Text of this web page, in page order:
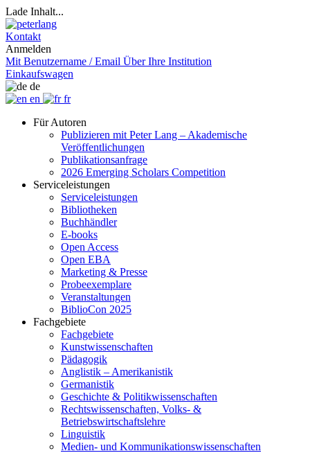
Lade Inhalt...
Kontakt
Anmelden
Mit Benutzername / Email Über Ihre Institution
Einkaufswagen
de
en
fr
Für Autoren
Publizieren mit Peter Lang – Akademische
Veröffentlichungen
Publikationsanfrage
2026 Emerging Scholars Competition
Serviceleistungen
Serviceleistungen
Bibliotheken
Buchhändler
E-books
Open Access
Open EBA
Marketing & Presse
Probeexemplare
Veranstaltungen
BiblioCon 2025
Fachgebiete
Fachgebiete
Kunstwissenschaften
Pädagogik
Anglistik – Amerikanistik
Germanistik
Geschichte & Politikwissenschaften
Rechtswissenschaften, Volks- &
Betriebswirtschaftslehre
Linguistik
Medien- und Kommunikationswissenschaften